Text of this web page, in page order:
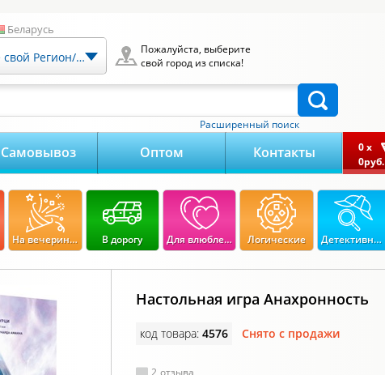
Беларусь
Россия (выберите свой Регион/Город)
Пожалуйста, выберите
свой город из списка!
Расширенный поиск
Самовывоз Оптом Контакты 0x
0руб.
На вечеринку В дорогу Для влюбленных Логические Детективные
Настольная игра Анахронность
код товара: 4576 Снято с продажи
2 отзыва